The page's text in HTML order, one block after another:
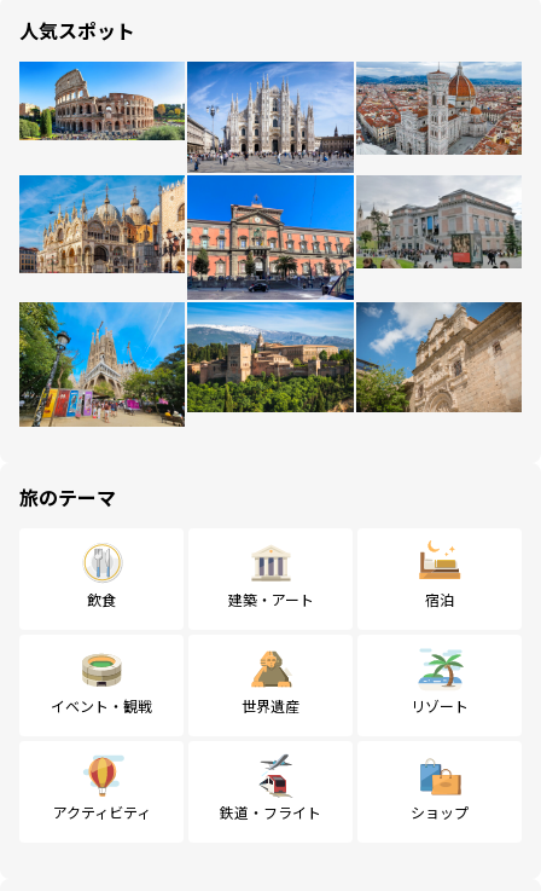
人気スポット
旅のテーマ
飲食 建築・アート 宿泊
イベント・観戦 世界遺産 リゾート
アクティビティ 鉄道・フライト ショップ